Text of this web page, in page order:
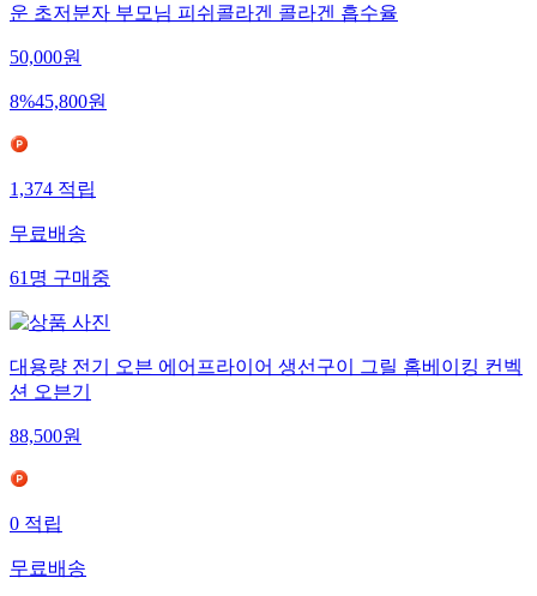
운 초저분자 부모님 피쉬콜라겐 콜라겐 흡수율
50,000원
8%45,800원
1,374 적립
무료배송
61 명 구매중
대용량 전기 오븐 에어프라이어 생선구이 그릴 홈베이킹 컨벡
션 오븐기
88,500원
0 적립
무료배송